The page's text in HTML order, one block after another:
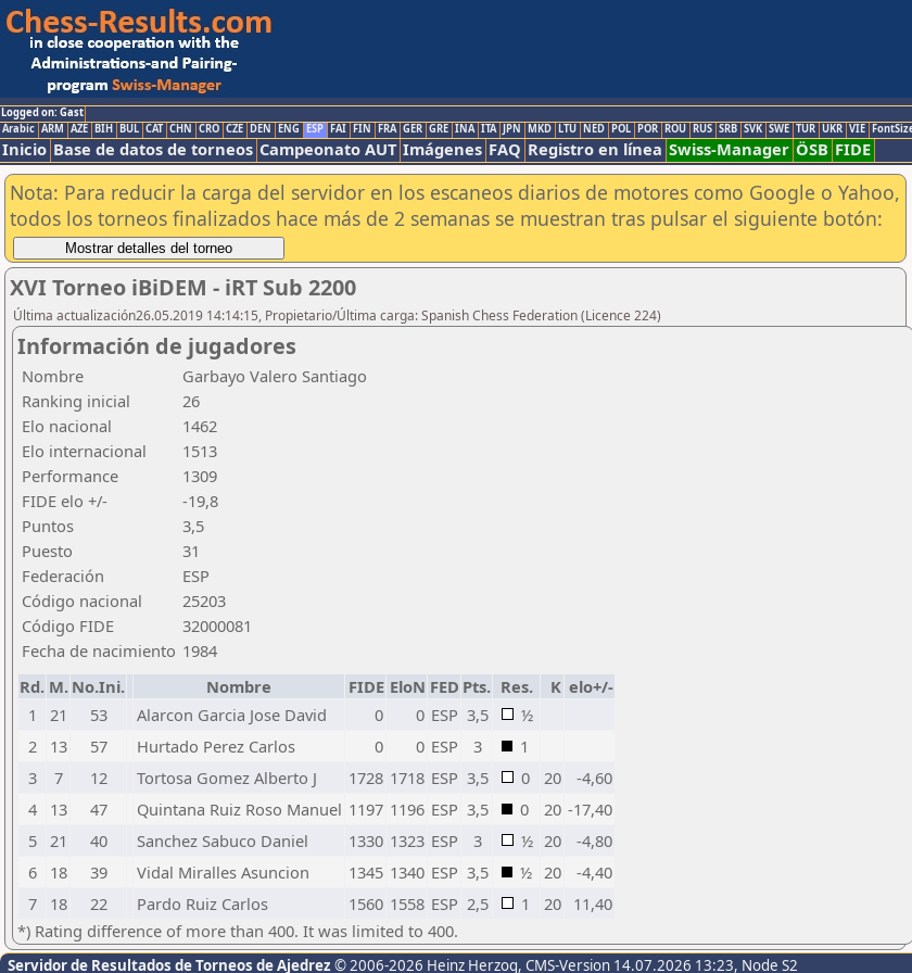
Logged on: Gast
Arabic ARM AZE BIH BUL CAT CHN CRO CZE DEN ENG ESP FAI FIN FRA GER GRE INA ITA JPN MKD LTU NED POL POR ROU RUS SRB SVK SWE TUR UKR VIE
Inicio Base de datos de torneos Campeonato AUT Imágenes FAQ Registro en línea Swiss-Manager ÖSB FIDE
Nota: Para reducir la carga del servidor en los escaneos diarios de motores como Google o Yahoo,
todos los torneos finalizados hace más de 2 semanas se muestran tras pulsar el siguiente botón:
XVI Torneo iBiDEM - iRT Sub 2200
Última actualización26.05.2019 14:14:15, Propietario/Última carga: Spanish Chess Federation (Licence 224)
Información de jugadores
Nombre
Garbayo Valero Santiago
Ranking inicial
26
Elo nacional
1462
Elo internacional
1513
Performance
1309
FIDE elo +/-
-19,8
Puntos
3,5
Puesto
31
Federación
ESP
Código nacional
25203
Código FIDE
32000081
Fecha de nacimiento 1984
Rd. M. No.Ini. Nombre FIDE EloN FED Pts. Res. K elo+/-
1
21 53 Alarcon Garcia Jose David 0 0 ESP 3,5
½
2
13 57 Hurtado Perez Carlos 0 0 ESP 3
1
3
7 12 Tortosa Gomez Alberto J 1728 1718 ESP 3,5 0 20
-4,60
4
13 47 Quintana Ruiz Roso Manuel 1197 1196 ESP 3,5 0 20 -17,40
5 21 40 Sanchez Sabuco Daniel 1330 1323 ESP 3 ½ 20
-4,80
6
18 39 Vidal Miralles Asuncion 1345 1340 ESP 3,5 ½ 20
-4,40
7
18 22 Pardo Ruiz Carlos 1560 1558 ESP 2,5 1 20 11,40
*) Rating difference of more than 400. It was limited to 400.
Servidor de Resultados de Torneos de Ajedrez © 2006-2026 Heinz Herzog, CMS-Version 14.07.2026 13:23, Node S2